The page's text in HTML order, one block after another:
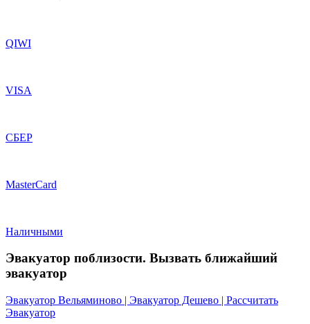
QIWI
VISA
СБЕР
MasterCard
Наличными
Эвакуатор поблизости. Вызвать ближайший
эвакуатор
Эвакуатор Вельяминово | Эвакуатор Дешево | Рассчитать
Эвакуатор